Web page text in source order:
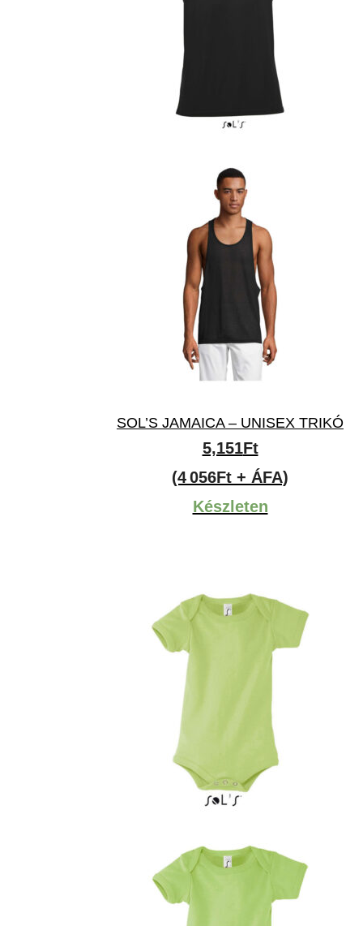
SOL’S JAMAICA – UNISEX TRIKÓ
5,151Ft
(4 056Ft + ÁFA)
Készleten